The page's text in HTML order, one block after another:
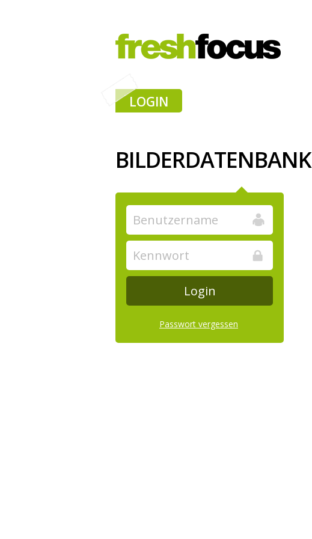
LOGIN
BILDERDATENBANK
Passwort vergessen